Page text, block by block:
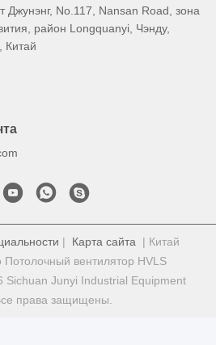
No.117, Nansan Road, зона
район Longquanyi, Чэнду,
Китай
| Карта сайта | Китай
Потолочный вентилятор HVLS
Sichuan Junyi Industrial Equipment
права защищены.